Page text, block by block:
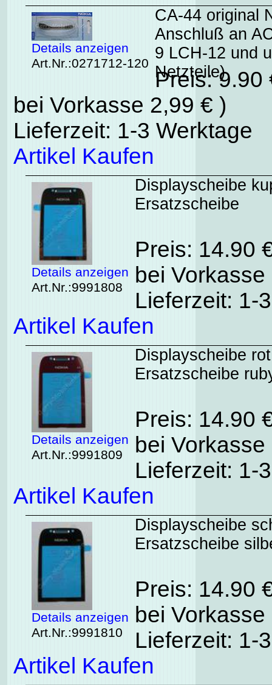
Details anzeigen
Art.Nr.:0271712-120
CA-44 original
Anschluß an
9 LCH-12 und
Netzteile)
Preis:
bei Vorkasse 2,99 € )
Lieferzeit: 1-3 Werktage
Artikel Kaufen
Details anzeigen
Art.Nr.:9991808
Displayscheibe
Ersatzscheibe
Preis: 14.90
bei
Lieferzeit: 1-
Artikel Kaufen
Details anzeigen
Art.Nr.:9991809
Displayscheibe
Ersatzscheibe
Preis: 14.90
bei
Lieferzeit: 1-
Artikel Kaufen
Details anzeigen
Art.Nr.:9991810
Displayscheibe
Ersatzscheibe
Preis: 14.90
bei
Lieferzeit: 1-
Artikel Kaufen